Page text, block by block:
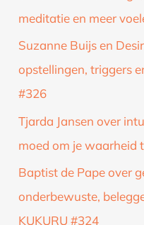
meditatie en meer
Suzanne Buijs en
opstellingen, triggers
#326
Tjarda Jansen over
moed om je waarheid
Baptist de Pape over
onderbewuste,
KUKURU #324